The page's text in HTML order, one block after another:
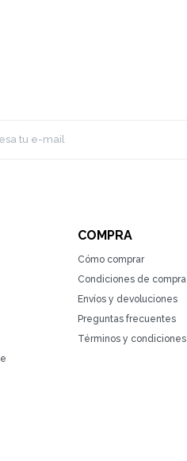
COMPRA
Cómo comprar
Condiciones de compra
Envíos y devoluciones
Preguntas frecuentes
Términos y condiciones